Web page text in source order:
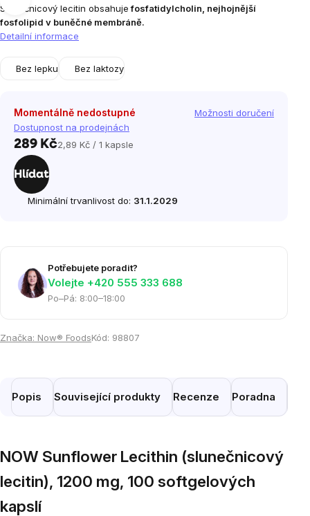
Slunečnicový lecitin obsahujefosfatidylcholin, nejhojnější
fosfolipid v buněčné membráně.
Detailní informace
Bez lepku Bez laktozy
Momentálně nedostupné
Dostupnost na prodejnách
Možnosti doručení
289 KčMěrná
2,89 Kč / 1 kapsle
Hlídat
Minimální trvanlivost do: 31.1.2029
Potřebujete poradit?
Volejte ‭+420 555 333 688
Po–Pá: 8:00–18:00
Značka: Now® FoodsKód: 98807
Popis Související produkty Recenze Poradna
NOW Sunflower Lecithin (slunečnicový
lecitin), 1200 mg, 100 softgelových
kapslí